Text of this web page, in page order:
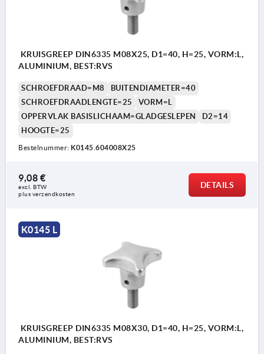
KRUISGREEP DIN6335 M08X25, D1=40, H=25, VORM:L,
ALUMINIUM, BEST:RVS
SCHROEFDRAAD=M8
BUITENDIAMETER=40
SCHROEFDRAADLENGTE=25
VORM=L
OPPERVLAK BASISLICHAAM=GLADGESLEPEN
D2=14
HOOGTE=25
Bestelnummer: K0145.604008X25
9,08 €
excl. BTW
plus verzendkosten
DETAILS
K0145 L
KRUISGREEP DIN6335 M08X30, D1=40, H=25, VORM:L,
ALUMINIUM, BEST:RVS